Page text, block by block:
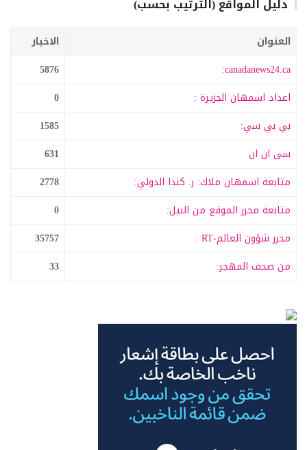
دليل المواقع (الترتيب بحسب)
العنوان
الاخبار
canadanews24.ca:
5876
اعداد اسمهان الجزيرة :
بي بي سي:
1585
سى ان ان
متابعة اسمهان ملاك: ر. كندا الدولي:
2778
متابعة محرر الموقع من النيل:
محرر شؤون العالم-RT :
35757
من صحف المهجر: